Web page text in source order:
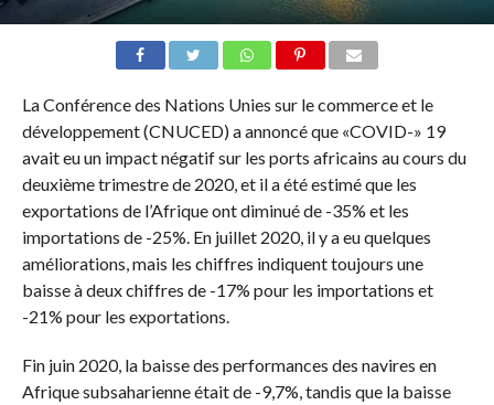
La Conférence des Nations Unies sur le commerce et le
développement (CNUCED) a annoncé que «COVID-» 19
avait eu un impact négatif sur les ports africains au cours du
deuxième trimestre de 2020, et il a été estimé que les
exportations de l’Afrique ont diminué de -35% et les
importations de -25%. En juillet 2020, il y a eu quelques
améliorations, mais les chiffres indiquent toujours une
baisse à deux chiffres de -17% pour les importations et
-21% pour les exportations.
Fin juin 2020, la baisse des performances des navires en
Afrique subsaharienne était de -9,7%, tandis que la baisse